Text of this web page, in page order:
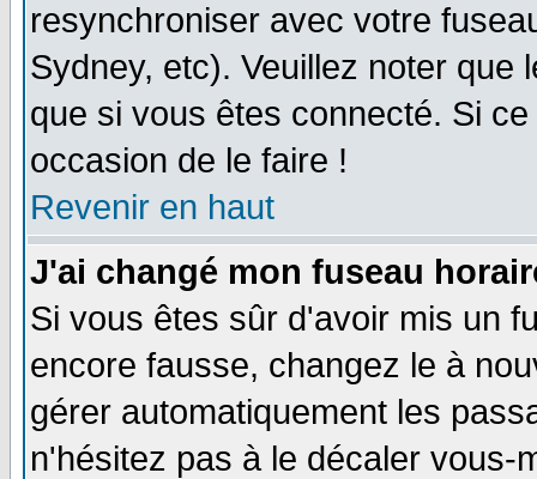
resynchroniser avec votre
Sydney, etc). Veuillez noter que
que si vous êtes connecté. Si
occasion de le faire !
Revenir en haut
J'ai changé mon fuseau
Si vous êtes sûr d'avoir mis un
encore fausse, changez le à
gérer automatiquement les
n'hésitez pas à le décaler vous-